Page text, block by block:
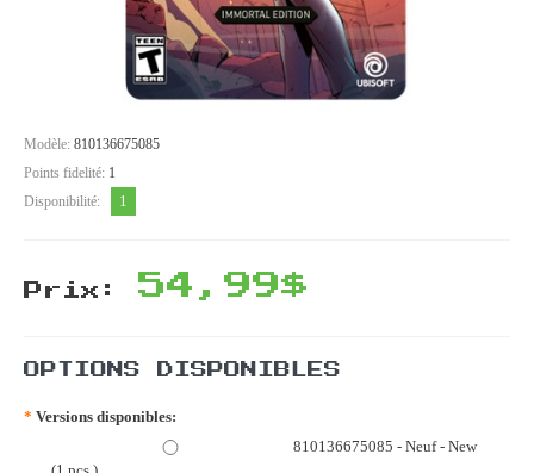
Modèle: 810136675085
Points fidelité: 1
Disponibilité:
1
Prix: 54,99$
OPTIONS DISPONIBLES
* Versions disponibles:
810136675085 - Neuf - New